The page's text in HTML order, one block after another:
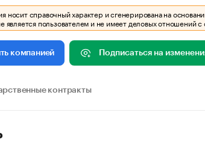
носит справочный характер и сгенерирована на
является пользователем и не имеет деловых отношений
компанией Подписаться на
контракты